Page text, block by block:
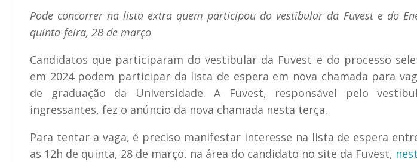
Pode concorrer na lista extra quem participou do vestibular da Fuvest e do
quinta-feira, 28 de março
Candidatos que participaram do vestibular da Fuvest e do processo
em 2024 podem participar da lista de espera em nova chamada para
de graduação da Universidade. A Fuvest, responsável pelo
ingressantes, fez o anúncio da nova chamada nesta terça.
Para tentar a vaga, é preciso manifestar interesse na lista de espera
as 12h de quinta, 28 de março, na área do candidato no site da Fuvest,